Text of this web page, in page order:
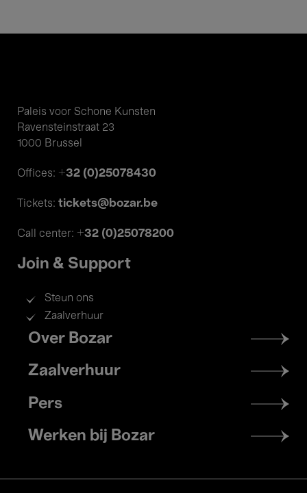
Paleis voor Schone Kunsten
Ravensteinstraat 23
1000 Brussel
Offices: +32 (0)25078430
Tickets: tickets@bozar.be
Call center: +32 (0)25078200
Join & Support
Steun ons
Zaalverhuur
Footer
menu
Over Bozar
Zaalverhuur
Pers
Werken bij Bozar